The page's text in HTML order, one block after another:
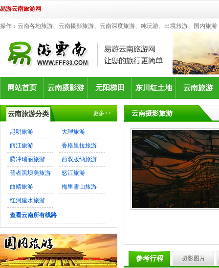
易游云南旅游网
操作：云南各地旅游、云南摄影旅游、云南深度旅游、纯玩游、出境旅游、国内旅
网站首页 云南摄影游 元阳梯田 东川红土地 云南旅游
云南旅游分类 更多>>
昆明旅游
大理旅游
丽江旅游
香格里拉旅游
腾冲瑞丽旅游
西双版纳旅游
普者黑坝美旅游
怒江旅游
曲靖旅游
梅里雪山旅游
红河建水旅游
查看云南所有线路
云南摄影旅游
参考行程 摄影图片